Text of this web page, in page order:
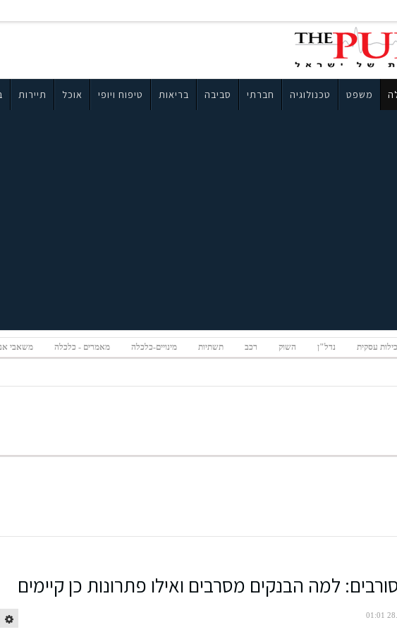
משפט טכנולוגיה חברתי סביבה בריאות טיפוח ויופי אוכל תיירות
עסקית נדל"ן השוק רכב תשתיות מינויים-כלכלה מאמרים - כלכלה משאבי
למה הבנקים מסרבים ואילו פתרונות כן קיימים